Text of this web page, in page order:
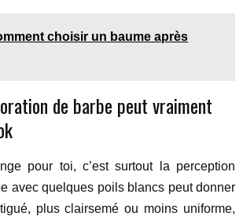
choisir un baume après
de barbe peut vraiment
pour toi, c’est surtout la perception
avec quelques poils blancs peut donner
plus clairsemé ou moins uniforme,